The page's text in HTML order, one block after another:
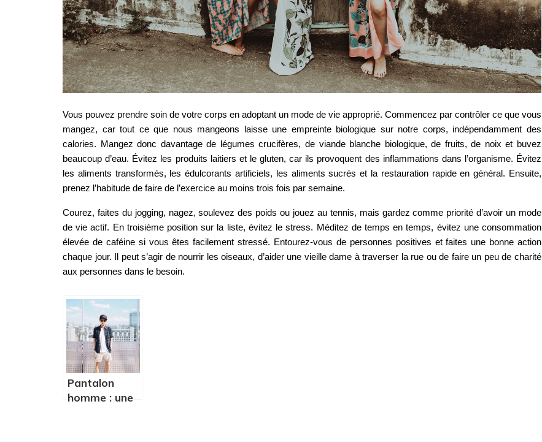
Vous pouvez prendre soin de votre corps en adoptant un mode de vie approprié. Commencez par contrôler ce que vous
mangez, car tout ce que nous mangeons laisse une empreinte biologique sur notre corps, indépendamment des
calories. Mangez donc davantage de légumes crucifères, de viande blanche biologique, de fruits, de noix et buvez
beaucoup d’eau. Évitez les produits laitiers et le gluten, car ils provoquent des inflammations dans l’organisme. Évitez
les aliments transformés, les édulcorants artificiels, les aliments sucrés et la restauration rapide en général. Ensuite,
prenez l’habitude de faire de l’exercice au moins trois fois par semaine.
Courez, faites du jogging, nagez, soulevez des poids ou jouez au tennis, mais gardez comme priorité d’avoir un mode
de vie actif. En troisième position sur la liste, évitez le stress. Méditez de temps en temps, évitez une consommation
élevée de caféine si vous êtes facilement stressé. Entourez-vous de personnes positives et faites une bonne action
chaque jour. Il peut s’agir de nourrir les oiseaux, d’aider une vieille dame à traverser la rue ou de faire un peu de charité
aux personnes dans le besoin.
Pantalon
homme : une